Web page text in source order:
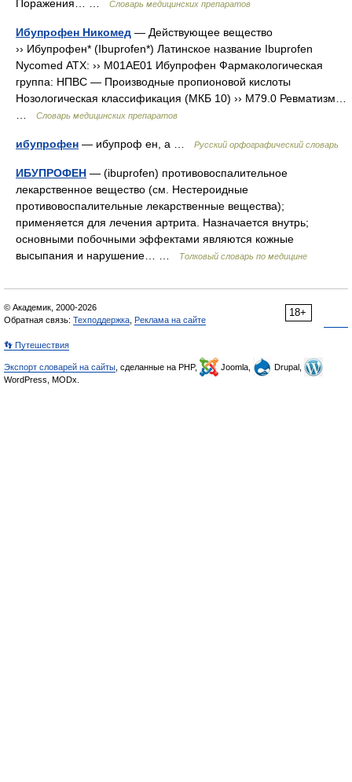
Поражения… … Словарь медицинских препаратов
Ибупрофен Никомед — Действующее вещество
›› Ибупрофен* (Ibuprofen*) Латинское название Ibuprofen
Nycomed АТХ: ›› M01AE01 Ибупрофен Фармакологическая
группа: НПВС — Производные пропионовой кислоты
Нозологическая классификация (МКБ 10) ›› M79.0 Ревматизм…
Словарь медицинских препаратов
ибупрофен — ибупроф ен, а … Русский орфографический словарь
ИБУПРОФЕН — (ibuprofen) противовоспалительное
лекарственное вещество (см. Нестероидные
противовоспалительные лекарственные вещества);
применяется для лечения артрита. Назначается внутрь;
основными побочными эффектами являются кожные
высыпания и нарушение… …
Толковый словарь по медицине
18+
© Академик, 2000-2026
Обратная связь: Техподдержка Реклама на сайте
👣 Путешествия
Экспорт словарей на сайты , сделанные на PHP, Joomla,
Drupal,
WordPress, MODx.